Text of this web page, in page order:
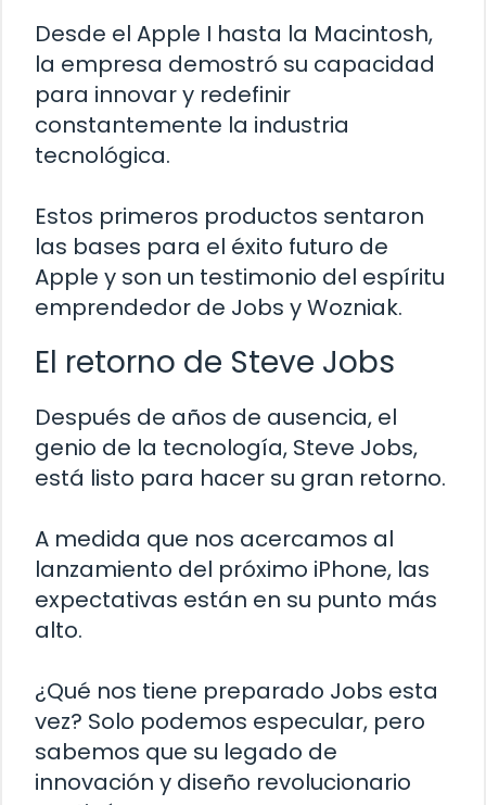
Desde el Apple I hasta la Macintosh,
la empresa demostró su capacidad
para innovar y redefinir
constantemente la industria
tecnológica.
Estos primeros productos sentaron
las bases para el éxito futuro de
Apple y son un testimonio del espíritu
emprendedor de Jobs y Wozniak.
El retorno de Steve Jobs
Después de años de ausencia, el
genio de la tecnología, Steve Jobs,
está listo para hacer su gran retorno.
A medida que nos acercamos al
lanzamiento del próximo iPhone, las
expectativas están en su punto más
alto.
¿Qué nos tiene preparado Jobs esta
vez? Solo podemos especular, pero
sabemos que su legado de
innovación y diseño revolucionario